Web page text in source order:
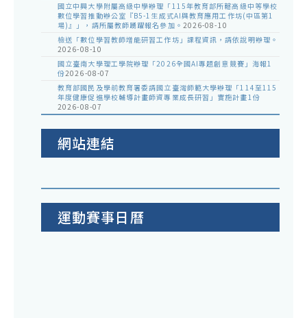
國立中興大學附屬高級中學辦理「115年教育部所轄高級中等學校
數位學習推動辦公室『B5-1生成式AI與教育應用工作坊(中區第1
場)』」，請所屬教師踴躍報名參加。 2026-08-10
檢送「數位學習教師增能研習工作坊」課程資訊，請依說明辦理。
2026-08-10
國立臺南大學理工學院辦理「2026全國AI專題創意競賽」海報1
份2026-08-07
教育部國民及學前教育署委請國立臺灣師範大學辦理「114至115
年度健康促進學校輔導計畫師資專業成長研習」實施計畫1份
2026-08-07
網站連結
運動賽事日曆